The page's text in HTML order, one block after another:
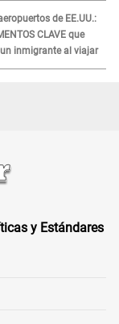
de EE.UU.:
CLAVE que
inmigrante al viajar
y Estándares